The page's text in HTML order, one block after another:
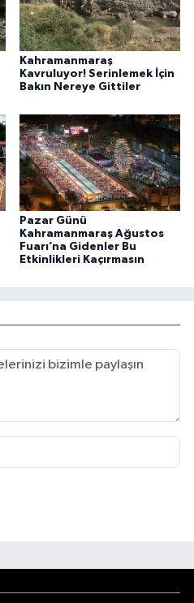
Kahramanmaraş
Kavruluyor! Serinlemek İçin
Bakın Nereye Gittiler
Pazar Günü
Kahramanmaraş Ağustos
Fuarı’na Gidenler Bu
Etkinlikleri Kaçırmasın